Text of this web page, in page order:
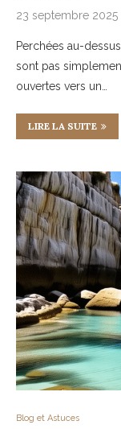
23 septembre 2025
Perchées au-
sont pas
ouvertes vers un…
LIRE LA SUITE
Blog et Astuces